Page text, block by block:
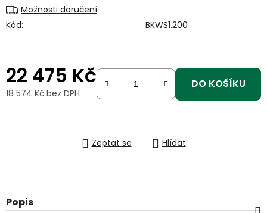
Možnosti doručení
Kód:
BKWS1.200
22 475 Kč
18 574 Kč bez DPH
DO KOŠÍKU
Zeptat se Hlídat
Popis